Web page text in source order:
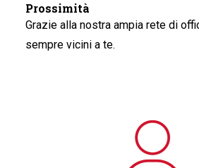
Prossimità
Grazie alla nostra ampia rete di
sempre vicini a te.